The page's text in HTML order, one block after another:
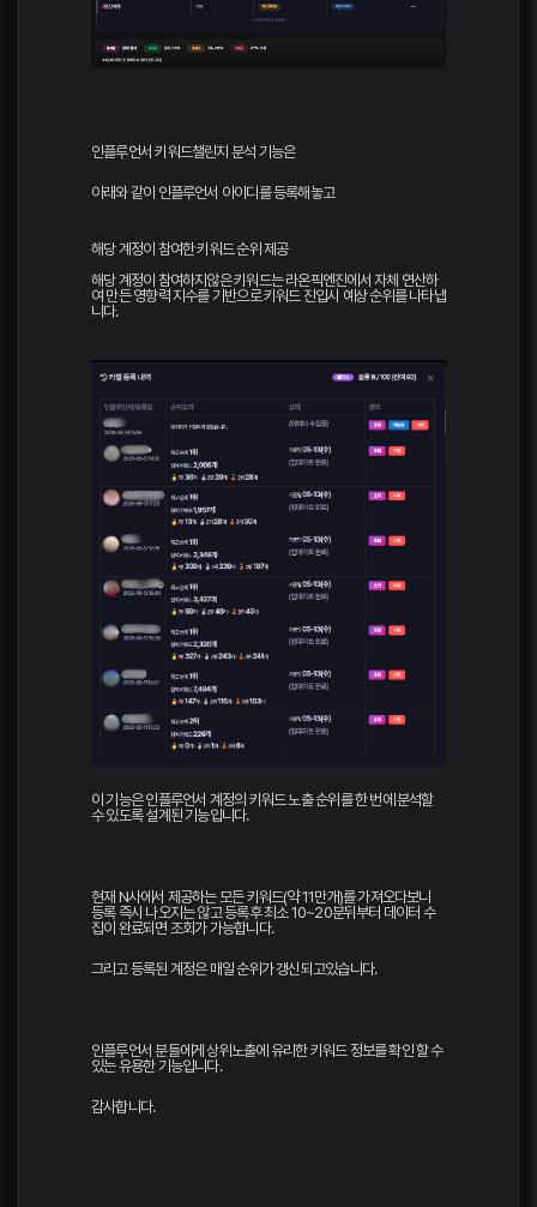
인플루언서 키워드챌린지 분석 기능은
아래와 같이 인플루언서 아이디를 등록해놓고
해당 계정이 참여한 키워드 순위 제공
해당 계정이 참여하지않은 키워드는 라온픽엔진에서 자체 연산하
여 만든 영향력 지수를 기반으로 키워드 진입시 예상 순위를 나타냅
니다.
이 기능은 인플루언서 계정의 키워드 노출 순위를 한 번에 분석할
수 있도록 설계된 기능입니다.
현재 N사에서 제공하는 모든 키워드(약 11만개)를 가져오다보니
등록 즉시 나오지는 않고 등록후 최소 10~20분뒤부터 데이터 수
집이 완료되면 조회가 가능합니다.
그리고 등록된 계정은 매일 순위가 갱신되고있습니다.
인플루언서 분들에게 상위노출에 유리한 키워드 정보를 확인 할 수
있는 유용한 기능입니다.
감사합니다.